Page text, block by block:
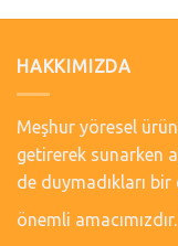
HAKKIMIZDA
Meşhur yöresel
getirerek sunarken
de duymadıkları
önemli amacımızdır.